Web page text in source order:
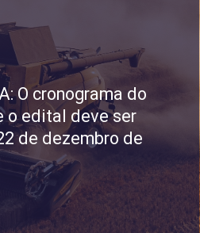
O cronograma do
o edital deve ser
de dezembro de